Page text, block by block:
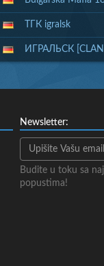
ТГК igralsk
ИГРАЛЬСК
Newsletter:
Budite u toku sa
popustima!